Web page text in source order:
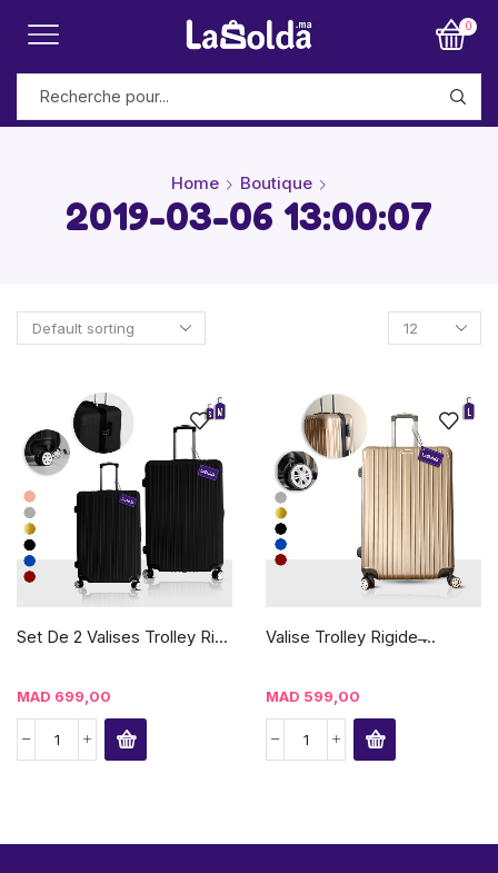
0
Home Boutique
2019-03-06 13:00:07
Set De 2 Valises Trolley Ri...
MAD 699,00
Valise Trolley Rigide ̶...
MAD 599,00